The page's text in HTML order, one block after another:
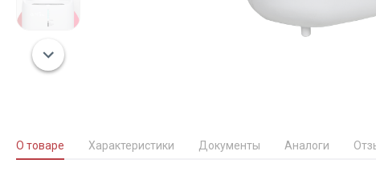
О товаре Характеристики Документы Аналоги